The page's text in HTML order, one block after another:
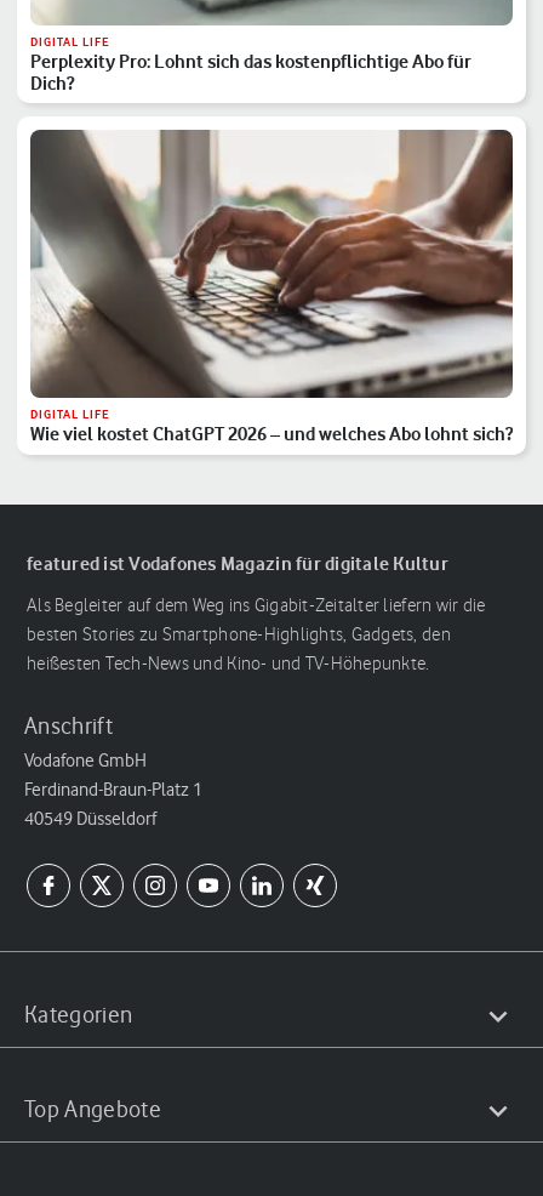
DIGITAL LIFE
Perplexity Pro: Lohnt sich das kostenpflichtige Abo für
Dich?
DIGITAL LIFE
Wie viel kostet ChatGPT 2026 – und welches Abo lohnt sich?
featured ist Vodafones Magazin für digitale Kultur
Als Begleiter auf dem Weg ins Gigabit-Zeitalter liefern wir die
besten Stories zu Smartphone-Highlights, Gadgets, den
heißesten Tech-News und Kino- und TV-Höhepunkte.
Anschrift
Vodafone GmbH
Ferdinand-Braun-Platz 1
40549 Düsseldorf
Kategorien
Top Angebote